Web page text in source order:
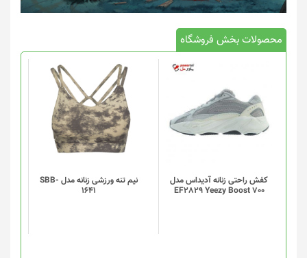
محصولات بخش فروشگاه
کفش راحتی زنانه آدیداس مدل
EF2829 Yeezy Boost 700
نیم تنه ورزشی زنانه مدل SBB-
1641
این
محصول
دارای
انواع
مختلفی
می
گزینه
ها